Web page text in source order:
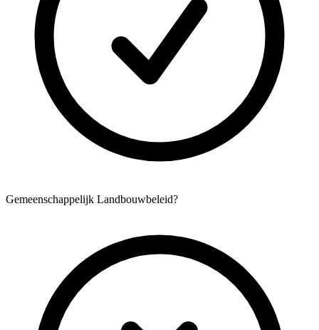
Gemeenschappelijk Landbouwbeleid?